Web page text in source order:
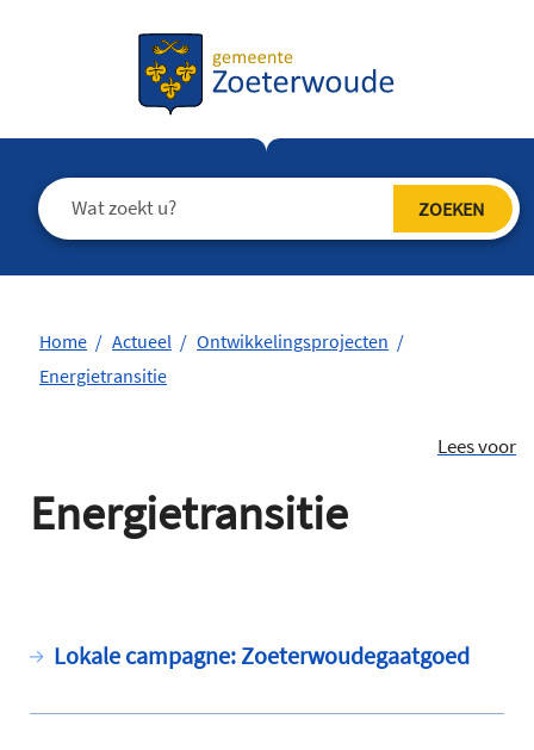
Home Actueel
Ontwikkelingsprojecten
Energietransitie
Lees voor
Energietransitie
Lokale campagne: Zoeterwoudegaatgoed